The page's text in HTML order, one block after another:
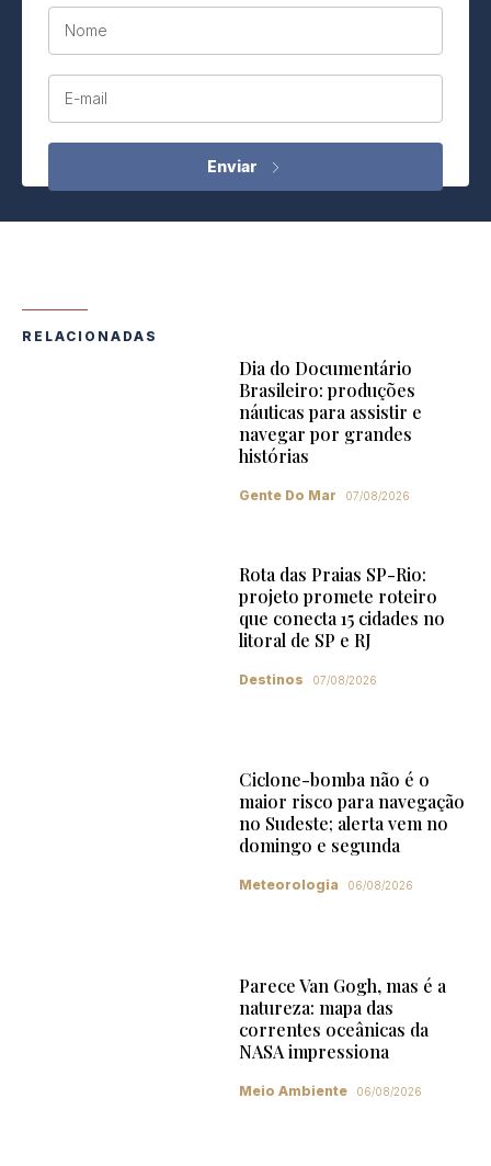
Nome
E-mail
RELACIONADAS
Dia do Documentário
Brasileiro: produções
náuticas para assistir e
navegar por grandes
histórias
Gente Do Mar 07/08/2026
Rota das Praias SP-Rio:
projeto promete roteiro
que conecta 15 cidades no
litoral de SP e RJ
Destinos 07/08/2026
Ciclone-bomba não é o
maior risco para navegação
no Sudeste; alerta vem no
domingo e segunda
Meteorologia 06/08/2026
Parece Van Gogh, mas é a
natureza: mapa das
correntes oceânicas da
NASA impressiona
Meio Ambiente 06/08/2026